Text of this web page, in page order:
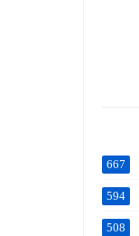
667
594
508